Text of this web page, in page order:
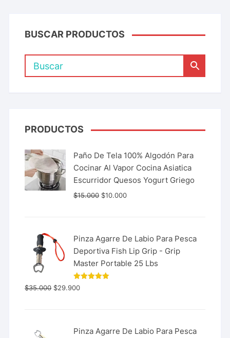
BUSCAR PRODUCTOS
PRODUCTOS
Paño De Tela 100% Algodón Para
Cocinar Al Vapor Cocina Asiatica
Escurridor Quesos Yogurt Griego
$15.000 $10.000
Pinza Agarre De Labio Para Pesca
Deportiva Fish Lip Grip - Grip
Master Portable 25 Lbs
Valorado
con
$35.000 $29.900
Pinza Agarre De Labio Para Pesca